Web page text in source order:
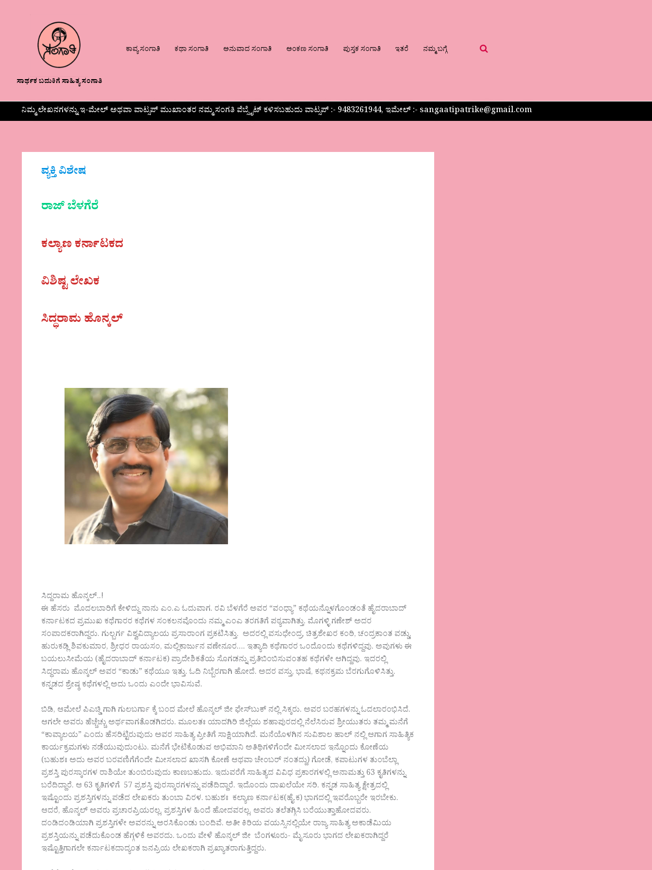
ಸಾರ್ಥಕ ಬದುಕಿಗೆ ಸಾಹಿತ್ಯ ಸಂಗಾತಿ
ಕಾವ್ಯ ಸಂಗಾತಿ ಕಥಾ ಸಂಗಾತಿ ಅನುವಾದ ಸಂಗಾತಿ ಅಂಕಣ ಸಂಗಾತಿ ಪುಸ್ತಕ ಸಂಗಾತಿ ಇತರೆ ನಮ್ಮ ಬಗ್ಗೆ
ನಿಮ್ಮ ಲೇಖನಗಳನ್ನು ಇ-ಮೇಲ್ ಅಥವಾ ವಾಟ್ಸಪ್ ಮುಖಾಂತರ ನಮ್ಮ ಸಂಗತಿ ವೆಬ್ಸೈಟ್ ಕಳಿಸಬಹುದು ವಾಟ್ಸಪ್‌ :- 9483261944, ಇಮೇಲ್ :- sangaatipatrike@gmail.com
ವ್ಯಕ್ತಿ ವಿಶೇಷ
ರಾಜ್ ಬೆಳಗೆರೆ
ಕಲ್ಯಾಣ ಕರ್ನಾಟಕದ
ವಿಶಿಷ್ಟ ಲೇಖಕ
ಸಿದ್ಧರಾಮ ಹೊನ್ಕಲ್
ಸಿದ್ದರಾಮ ಹೊನ್ಕಲ್..!
ಈ ಹೆಸರು ಮೊದಲಬಾರಿಗೆ ಕೇಳಿದ್ದು ನಾನು ಎಂ.ಎ ಓದುವಾಗ. ರವಿ ಬೆಳಗೆರೆ ಅವರ “ವಂಧ್ಯಾ” ಕಥೆಯನ್ನೊಳಗೊಂಡಂತೆ ಹೈದರಾಬಾದ್
ಕರ್ನಾಟಕದ ಪ್ರಮುಖ ಕಥೆಗಾರರ ಕಥೆಗಳ ಸಂಕಲನವೊಂದು ನಮ್ಮ ಎಂಎ ತರಗತಿಗೆ ಪಠ್ಯವಾಗಿತ್ತು. ಮೊಗಳ್ಳಿ ಗಣೇಶ್ ಅದರ
ಸಂಪಾದಕರಾಗಿದ್ದರು. ಗುಲ್ಬರ್ಗ ವಿಶ್ವವಿದ್ಯಾಲಯ ಪ್ರಸಾರಾಂಗ ಪ್ರಕಟಿಸಿತ್ತು. ಅದರಲ್ಲಿ ವಸುಧೇಂದ್ರ, ಚಿತ್ರಶೇಖರ ಕಂಠಿ, ಚಂದ್ರಕಾಂತ ವಡ್ಡು,
ಹುರುಕಡ್ಲಿ ಶಿವಕುಮಾರ, ಶ್ರೀಧರ ರಾಯಸಂ, ಮಲ್ಲಿಕಾರ್ಜುನ ವಣೇನೂರ…. ಇತ್ಯಾದಿ ಕಥೆಗಾರರ ಒಂದೊಂದು ಕಥೆಗಳಿದ್ದವು. ಅವುಗಳು ಈ
ಬಯಲುಸೀಮೆಯ (ಹೈದರಾಬಾದ್ ಕರ್ನಾಟಕ) ಪ್ರಾದೇಶಿಕತೆಯ ಸೊಗಡನ್ನು ಪ್ರತಿಬಿಂಬಿಸುವಂತಹ ಕಥೆಗಳೇ ಆಗಿದ್ದವು. ಇದರಲ್ಲಿ
ಸಿದ್ಧರಾಮ ಹೊನ್ಕಲ್ ಅವರ “ಕಾಡು” ಕಥೆಯೂ ಇತ್ತು. ಓದಿ ನಿಬ್ಬೆರಗಾಗಿ ಹೋದೆ. ಅದರ ವಸ್ತು, ಭಾಷೆ, ಕಥನಕ್ರಮ ಬೆರಗುಗೊಳಿಸಿತ್ತು.
ಕನ್ನಡದ ಶ್ರೇಷ್ಠ ಕಥೆಗಳಲ್ಲಿ ಅದು ಒಂದು ಎಂದೇ ಭಾವಿಸುವೆ.
ಬಿಡಿ, ಆಮೇಲೆ ಪಿಎಚ್ಡಿ ಗಾಗಿ ಗುಲಬರ್ಗಾ ಕ್ಕೆ ಬಂದ ಮೇಲೆ ಹೊನ್ಕಲ್ ಜೀ ಫೇಸ್‌ಬುಕ್‌ ನಲ್ಲಿ ಸಿಕ್ಕರು. ಅವರ ಬರಹಗಳನ್ನು ಓದಲಾರಂಭಿಸಿದೆ.
ಆಗಲೇ ಅವರು ಹೆಚ್ಚೆಚ್ಚು ಅರ್ಥವಾಗತೊಡಗಿದರು. ಮೂಲತಃ ಯಾದಗಿರಿ ಜಿಲ್ಲೆಯ ಶಹಾಪುರದಲ್ಲಿ ನೆಲೆಸಿರುವ ಶ್ರೀಯುತರು ತಮ್ಮ ಮನೆಗೆ
“ಕಾವ್ಯಾಲಯ” ಎಂದು ಹೆಸರಿಟ್ಟಿರುವುದು ಅವರ ಸಾಹಿತ್ಯ ಪ್ರೀತಿಗೆ ಸಾಕ್ಷಿಯಾಗಿದೆ. ಮನೆಯೊಳಗಿನ ಸುವಿಶಾಲ ಹಾಲ್ ನಲ್ಲಿ ಆಗಾಗ ಸಾಹಿತ್ಯಿಕ
ಕಾರ್ಯಕ್ರಮಗಳು ನಡೆಯುವುದುಂಟು. ಮನೆಗೆ ಭೇಟಿಕೊಡುವ ಅಭಿಮಾನಿ ಅತಿಥಿಗಳಿಗೆಂದೇ ಮೀಸಲಾದ ಇನ್ನೊಂದು ಕೋಣೆಯ
(ಬಹುಶಃ ಅದು ಅವರ ಬರವಣಿಗೆಗೆಂದೇ ಮೀಸಲಾದ ಖಾಸಗಿ ಕೋಣೆ ಆಥವಾ ಚೇಂಬರ್ ನಂತದ್ದು) ಗೋಡೆ, ಕಪಾಟುಗಳ ತುಂಬೆಲ್ಲಾ
ಪ್ರಶಸ್ತಿ ಪುರಸ್ಕಾರಗಳ ರಾಶಿಯೇ ತುಂಬಿರುವುದು ಕಾಣಬಹುದು. ಇದುವರೆಗೆ ಸಾಹಿತ್ಯದ ವಿವಿಧ ಪ್ರಕಾರಗಳಲ್ಲಿ ಅನಾಮತ್ತು 63 ಕೃತಿಗಳನ್ನು
ಬರೆದಿದ್ದಾರೆ. ಆ 63 ಕೃತಿಗಳಿಗೆ 57 ಪ್ರಶಸ್ತಿ ಪುರಸ್ಕಾರಗಳನ್ನು ಪಡೆದಿದ್ದಾರೆ. ಇದೊಂದು ದಾಖಲೆಯೇ ಸರಿ. ಕನ್ನಡ ಸಾಹಿತ್ಯ ಕ್ಷೇತ್ರದಲ್ಲಿ
ಇಷ್ಟೊಂದು ಪ್ರಶಸ್ತಿಗಳನ್ನು ಪಡೆದ ಲೇಖಕರು ತುಂಬಾ ವಿರಳ. ಬಹುಶಃ ಕಲ್ಯಾಣ ಕರ್ನಾಟಕ(ಹೈ.ಕ) ಭಾಗದಲ್ಲಿ ಇವರೊಬ್ಬರೇ ಇರಬೇಕು.
ಆದರೆ, ಹೊನ್ಕಲ್ ಅವರು ಪ್ರಚಾರಪ್ರಿಯರಲ್ಲ, ಪ್ರಶಸ್ತಿಗಳ ಹಿಂದೆ ಹೋದವರಲ್ಲ. ಅವರು ತಲೆತಗ್ಗಿಸಿ ಬರೆಯುತ್ತಾಹೋದವರು.
ದಂಡಿದಂಡಿಯಾಗಿ ಪ್ರಶಸ್ತಿಗಳೇ ಅವರನ್ನು ಅರಸಿಕೊಂಡು ಬಂದಿವೆ. ಅತೀ ಕಿರಿಯ ವಯಸ್ಸಿನಲ್ಲಿಯೇ ರಾಜ್ಯ ಸಾಹಿತ್ಯ ಅಕಾಡೆಮಿಯ
ಪ್ರಶಸ್ತಿಯನ್ನು ಪಡೆದುಕೊಂಡ ಹೆಗ್ಗಳಿಕೆ ಅವರದು. ಒಂದು ವೇಳೆ ಹೊನ್ಕಲ್ ಜೀ ಬೆಂಗಳೂರು- ಮೈಸೂರು ಭಾಗದ ಲೇಖಕರಾಗಿದ್ದರೆ
ಇಷ್ಟೊತ್ತಿಗಾಗಲೇ ಕರ್ನಾಟಕದಾದ್ಯಂತ ಜನಪ್ರಿಯ ಲೇಖಕರಾಗಿ ಪ್ರಖ್ಯಾತರಾಗುತ್ತಿದ್ದರು.